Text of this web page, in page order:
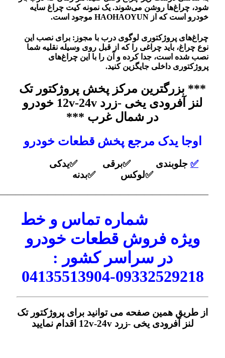
شود، چراغ‌ها روشن می‌شوند. یک نمونه کیت چراغ سایه
خودرو است که از HAOHAOYUN موجود است.
چراغ‌های پروژکتوری لوگوی درب با مجوز: برای نصب این
نوع چراغ، باید چراغی را که از قبل روی وسیله نقلیه شما
نصب شده است، جدا کرده و آن را با این چراغ‌های
پروژکتوری داخلی جایگزین کنید.
*** بزرگترین مرکز پخش پروژکتور تک
لنز آفرودی یخی -زرد 12v-24v خودرو
در شمال غرب ***
اوجا یدک مرجع پخش قطعات خودرو
✅ جلوبندی ✅برقی ✅یدکی
✅لوکس ✅بدنه
شماره تماس و خط
ویژه فروش قطعات خودرو
در سراسر کشور :
09332529218-04135513904
از طریق همین صفحه می توانید برای پروژکتور تک
لنز آفرودی یخی -زرد 12v-24v اقدام نمایید